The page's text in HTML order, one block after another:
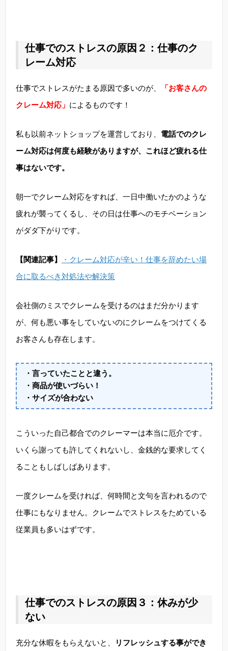
仕事でのストレスの原因２：仕事のク
レーム対応
仕事でストレスがたまる原因で多いのが、
「お客さんの
クレーム対応」 によるものです！
私も以前ネットショップを運営しており、 電話でのクレ
ーム対応は何度も経験がありますが、これほど疲れる仕
事はないです。
朝一でクレーム対応をすれば、一日中働いたかのような
疲れが襲ってくるし、その日は仕事へのモチベーション
がダダ下がりです。
【関連記事】
・クレーム対応が辛い！仕事を辞めたい場
合に取るべき対処法や解決策
会社側のミスでクレームを受けるのはまだ分かります
が、何も悪い事をしていないのにクレームをつけてくる
お客さんも存在します。
・言っていたことと違う。
・商品が使いづらい！
・サイズが合わない
こういった自己都合でのクレーマーは本当に厄介です。
いくら謝っても許してくれないし、金銭的な要求してく
ることもしばしばあります。
一度クレームを受ければ、何時間と文句を言われるので
仕事にもなりません。クレームでストレスをためている
従業員も多いはずです。
仕事でのストレスの原因３：休みが少
ない
充分な休暇をもらえないと、
リフレッシュする事ができ